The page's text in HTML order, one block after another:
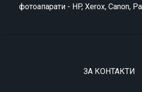
фотоапарати - HP, Xerox, Canon,
ЗА КОНТАКТИ